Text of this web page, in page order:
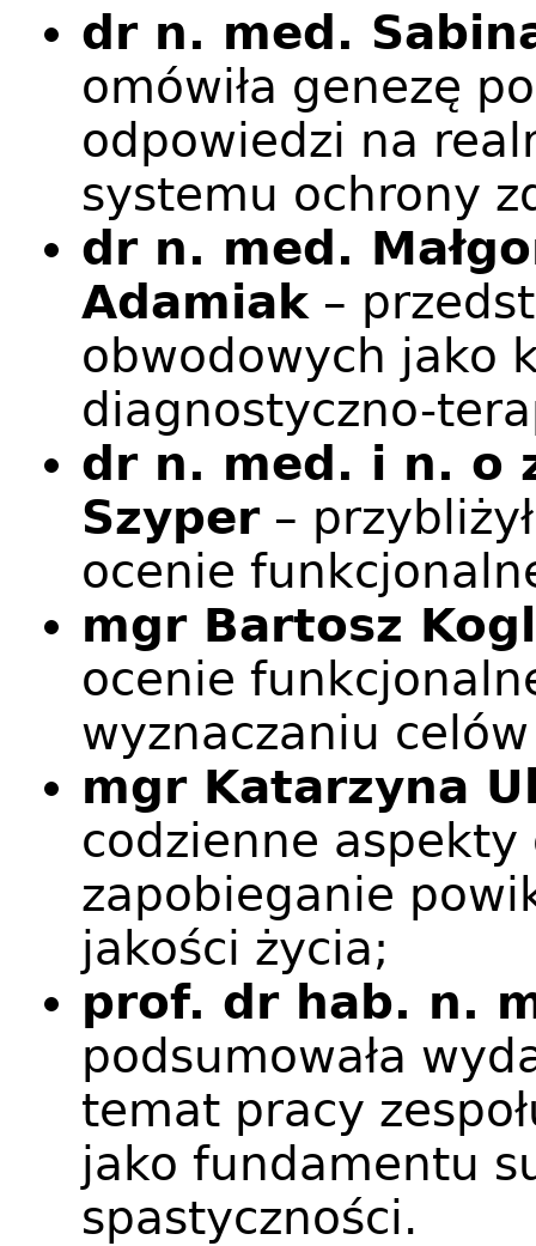
dr n. med.
omówiła genezę
odpowiedzi na
systemu ochrony
dr n. med.
Adamiak –
obwodowych jako
diagnostyczno-
dr n. med. i n. o
Szyper–
ocenie
mgr Bartosz
ocenie
wyznaczaniu
mgr Katarzyna
codzienne
zapobieganie
jakości życia;
prof. dr hab. n.
podsumowała
temat pracy
jako fundamentu
spastyczności.